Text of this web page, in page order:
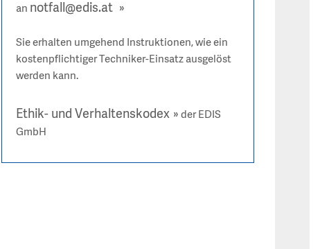
an notfall@edis.at
Sie erhalten umgehend Instruktionen, wie ein
kostenpflichtiger Techniker-Einsatz ausgelöst
werden kann.
Ethik- und Verhaltenskodex
der EDIS
GmbH